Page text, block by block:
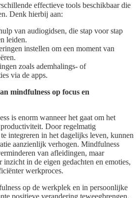
effectieve tools beschikbaar die
Denk hierbij aan:
van audiogidsen, die stap voor stap
leiden.
instellen om een moment van
zoals ademhalings- of
via de apps.
mindfulness op focus en
is enorm wanneer het gaat om het
Door regelmatig
integreren in het dagelijks leven, kunnen
aanzienlijk verhogen. Mindfulness
van afleidingen, maar
inzicht in de eigen gedachten en emoties,
werkproces.
op de werkplek en in persoonlijke
positieve verandering teweegbrengen.